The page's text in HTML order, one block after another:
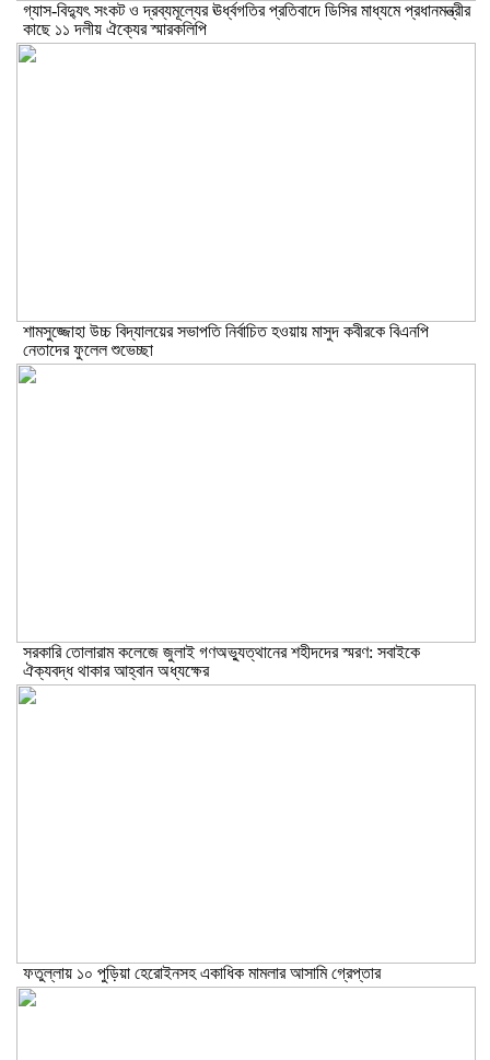
গ্যাস-বিদ্যুৎ সংকট ও দ্রব্যমূল্যের ঊর্ধ্বগতির প্রতিবাদে ডিসির মাধ্যমে প্রধানমন্ত্রীর
কাছে ১১ দলীয় ঐক্যের স্মারকলিপি
শামসুজ্জোহা উচ্চ বিদ্যালয়ের সভাপতি নির্বাচিত হওয়ায় মাসুদ কবীরকে বিএনপি
নেতাদের ফুলেল শুভেচ্ছা
সরকারি তোলারাম কলেজে জুলাই গণঅভ্যুত্থানের শহীদদের স্মরণ: সবাইকে
ঐক্যবদ্ধ থাকার আহ্বান অধ্যক্ষের
ফতুল্লায় ১০ পুড়িয়া হেরোইনসহ একাধিক মামলার আসামি গ্রেপ্তার